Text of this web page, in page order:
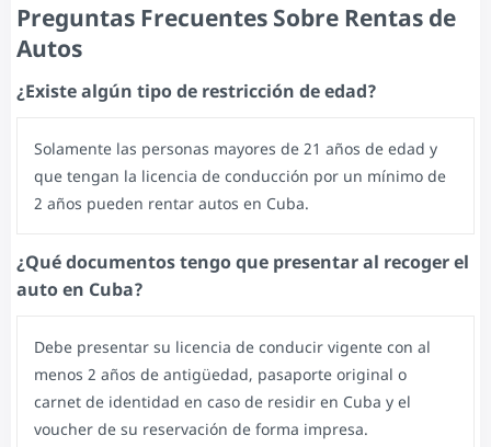
Preguntas Frecuentes Sobre Rentas de
Autos
¿Existe algún tipo de restricción de edad?
Solamente las personas mayores de 21 años de edad y
que tengan la licencia de conducción por un mínimo de
2 años pueden rentar autos en Cuba.
¿Qué documentos tengo que presentar al recoger el
auto en Cuba?
Debe presentar su licencia de conducir vigente con al
menos 2 años de antigüedad, pasaporte original o
carnet de identidad en caso de residir en Cuba y el
voucher de su reservación de forma impresa.